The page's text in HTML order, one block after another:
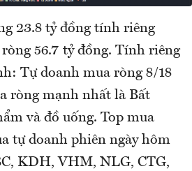
23.8 tỷ đồng tính riêng
56.7 tỷ đồng. Tính riêng
Tự doanh mua ròng 8/18
ròng mạnh nhất là Bất
và đồ uống. Top mua
tự doanh phiên ngày hôm
KDH, VHM, NLG, CTG,